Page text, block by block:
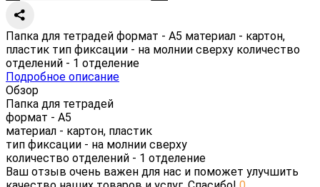
Папка для тетрадей формат - А5 материал - картон,
пластик тип фиксации - на молнии сверху количество
отделений - 1 отделение
Подробное описание
Обзор
Папка для тетрадей
формат - А5
материал - картон, пластик
тип фиксации - на молнии сверху
количество отделений - 1 отделение
Ваш отзыв очень важен для нас и поможет улучшить